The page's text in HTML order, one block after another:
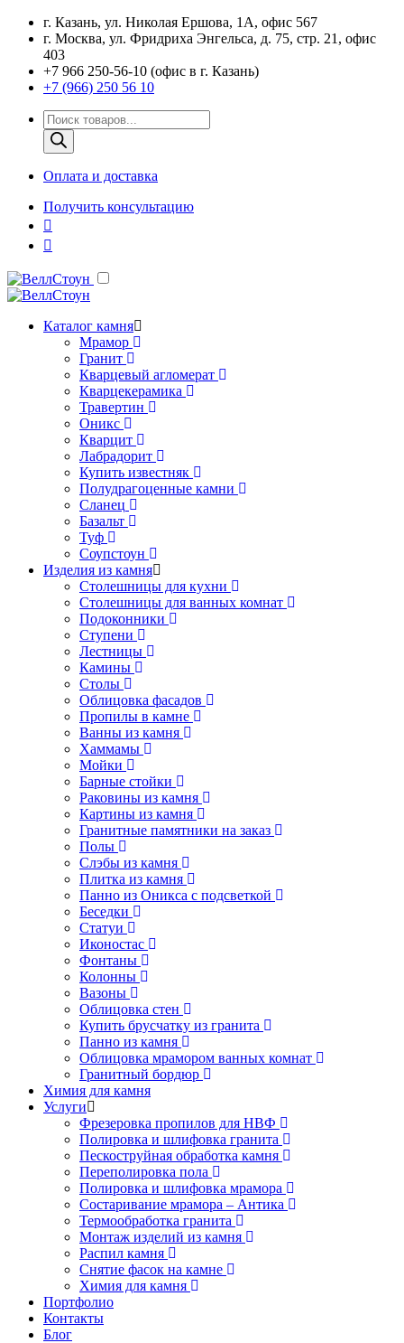
г. Казань, ул. Николая Ершова, 1А, офис 567
г. Москва, ул. Фридриха Энгельса, д. 75, стр. 21, офис
403
+7 966 250-56-10 (офис в г. Казань)
+7 (966) 250 56 10
Поиск
товаров
Оплата и доставка
Получить консультацию
Каталог камня
Мрамор
Гранит
Кварцевый агломерат
Кварцекерамика
Травертин
Оникс
Кварцит
Лабрадорит
Купить известняк
Полудрагоценные камни
Сланец
Базальт
Туф
Соупстоун
Изделия из камня
Столешницы для кухни
Столешницы для ванных комнат
Подоконники
Ступени
Лестницы
Камины
Столы
Облицовка фасадов
Пропилы в камне
Ванны из камня
Хаммамы
Мойки
Барные стойки
Раковины из камня
Картины из камня
Гранитные памятники на заказ
Полы
Слэбы из камня
Плитка из камня
Панно из Оникса с подсветкой
Беседки
Статуи
Иконостас
Фонтаны
Колонны
Вазоны
Облицовка стен
Купить брусчатку из гранита
Панно из камня
Облицовка мрамором ванных комнат
Гранитный бордюр
Химия для камня
Услуги
Фрезеровка пропилов для НВФ
Полировка и шлифовка гранита
Пескоструйная обработка камня
Переполировка пола
Полировка и шлифовка мрамора
Состаривание мрамора – Антика
Термообработка гранита
Монтаж изделий из камня
Распил камня
Снятие фасок на камне
Химия для камня
Портфолио
Контакты
Блог